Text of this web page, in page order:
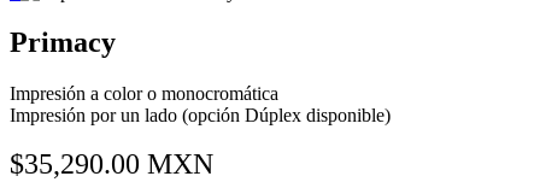
Primacy
Impresión a color o monocromática
Impresión por un lado (opción Dúplex disponible)
$35,290.00 MXN